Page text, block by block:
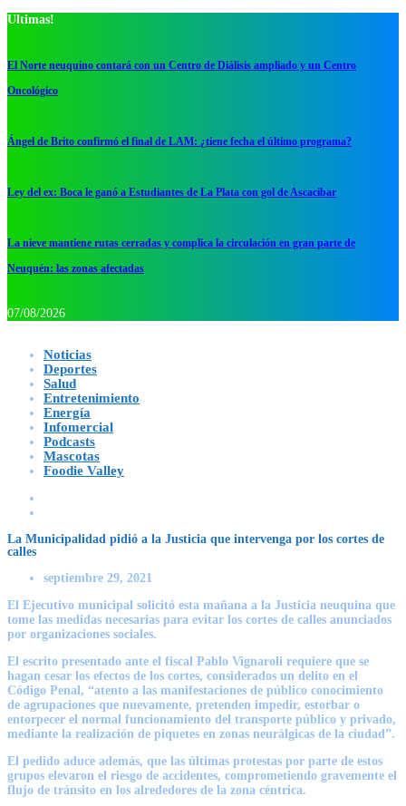
Ultimas!
El Norte neuquino contará con un Centro de Diálisis ampliado y un Centro
Oncológico
Ángel de Brito confirmó el final de LAM: ¿tiene fecha el último programa?
Ley del ex: Boca le ganó a Estudiantes de La Plata con gol de Ascacibar
La nieve mantiene rutas cerradas y complica la circulación en gran parte de
Neuquén: las zonas afectadas
07/08/2026
Noticias
Deportes
Salud
Entretenimiento
Energía
Infomercial
Podcasts
Mascotas
Foodie Valley
La Municipalidad pidió a la Justicia que intervenga por los cortes de
calles
septiembre 29, 2021
El Ejecutivo municipal solicitó esta mañana a la Justicia neuquina que
tome las medidas necesarias para evitar los cortes de calles anunciados
por organizaciones sociales.
El escrito presentado ante el fiscal Pablo Vignaroli requiere que se
hagan cesar los efectos de los cortes, considerados un delito en el
Código Penal, “atento a las manifestaciones de público conocimiento
de agrupaciones que nuevamente, pretenden impedir, estorbar o
entorpecer el normal funcionamiento del transporte público y privado,
mediante la realización de piquetes en zonas neurálgicas de la ciudad”.
El pedido aduce además, que las últimas protestas por parte de estos
grupos elevaron el riesgo de accidentes, comprometiendo gravemente el
flujo de tránsito en los alrededores de la zona céntrica.